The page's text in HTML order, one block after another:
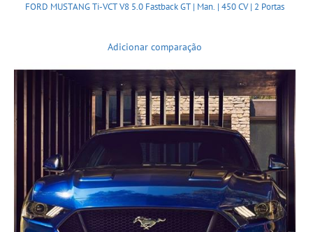
FORD MUSTANG Ti-VCT V8 5.0 Fastback GT | Man. | 450 CV | 2 Portas
Adicionar comparação